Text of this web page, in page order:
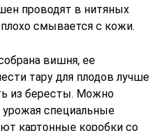
проводят в нитяных
смывается с кожи.
вишня, ее
тару для плодов лучше
из бересты. Можно
урожая специальные
картонные коробки со